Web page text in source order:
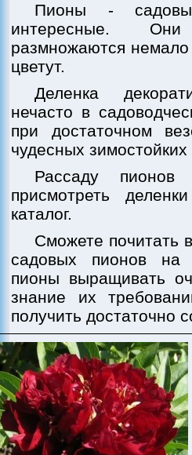
Пионы -
интересные.
размножаются немало
цветут.
Деленка
нечасто в
при достаточном
чудесных зимостойких
Рассаду
присмотреть
каталог.
Сможете почитать
садовых пионов на
пионы выращивать
знание их
получить достаточно